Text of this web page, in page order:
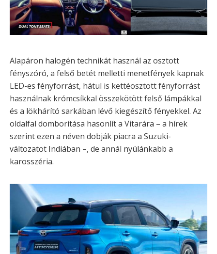
Alapáron halogén technikát használ az osztott
fényszóró, a felső betét melletti menetfények kapnak
LED-es fényforrást, hátul is kettéosztott fényforrást
használnak krómcsíkkal összekötött felső lámpákkal
és a lökhárító sarkában lévő kiegészítő fényekkel. Az
oldalfal domborítása hasonlít a Vitarára – a hírek
szerint ezen a néven dobják piacra a Suzuki-
változatot Indiában –, de annál nyúlánkabb a
karosszéria.